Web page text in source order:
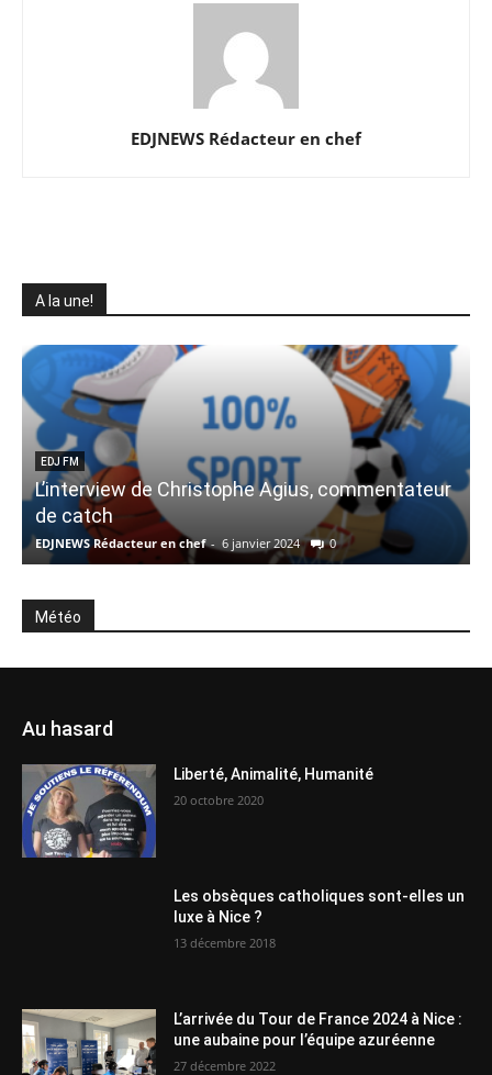
EDJNEWS Rédacteur en chef
A la une!
EDJ FM
L’interview de Christophe Agius, commentateur
de catch
EDJNEWS Rédacteur en chef - 6 janvier 2024 0
Météo
Au hasard
Liberté, Animalité, Humanité
20 octobre 2020
Les obsèques catholiques sont-elles un
luxe à Nice ?
13 décembre 2018
L’arrivée du Tour de France 2024 à Nice :
une aubaine pour l’équipe azuréenne
27 décembre 2022